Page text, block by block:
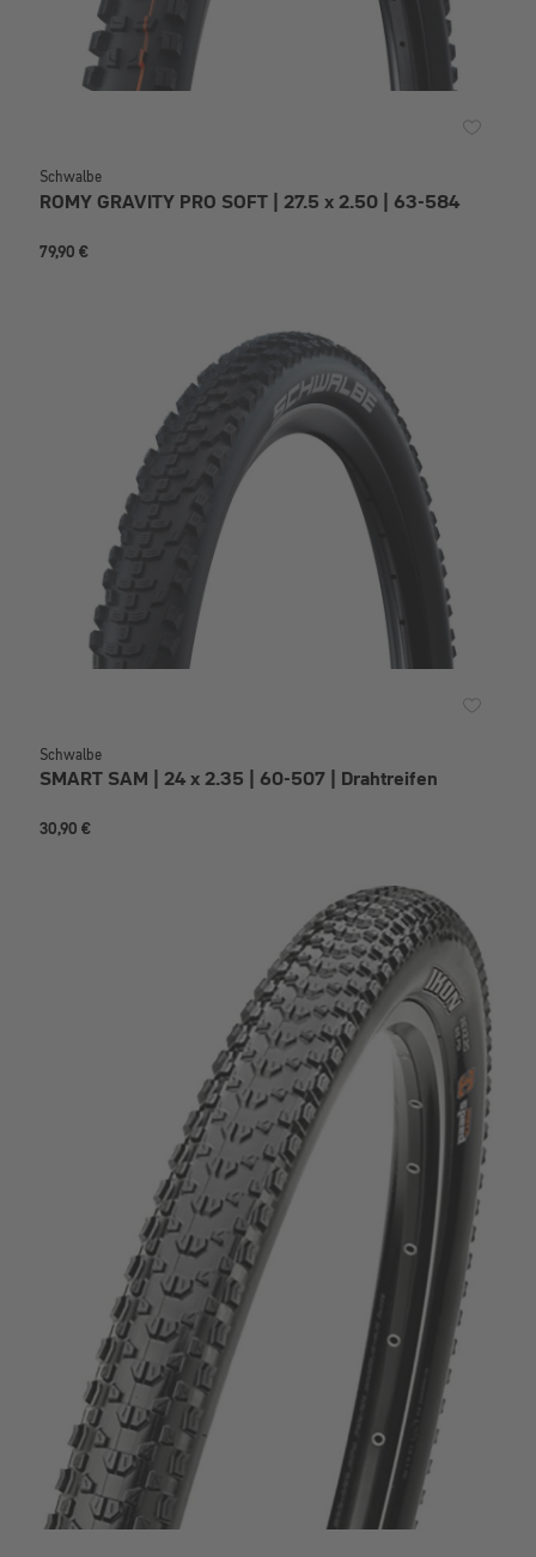
Schwalbe
ROMY GRAVITY PRO SOFT | 27.5 x 2.50 | 63-584
79,90 €
Schwalbe
SMART SAM | 24 x 2.35 | 60-507 | Drahtreifen
30,90 €